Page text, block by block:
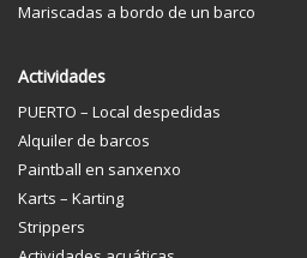
Mariscadas a bordo de un barco
Actividades
PUERTO – Local despedidas
Alquiler de barcos
Paintball en sanxenxo
Karts – Karting
Strippers